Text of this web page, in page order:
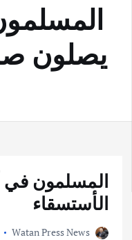
يصلون
المسلمون في
الأستسقاء
Watan Press News